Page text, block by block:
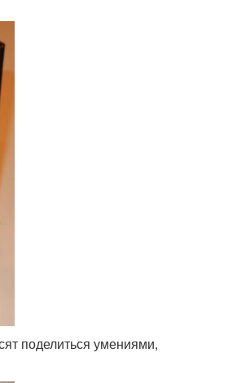
поделиться умениями,